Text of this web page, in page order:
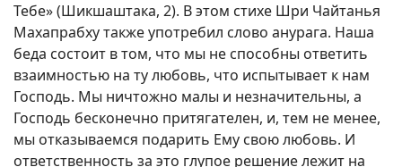
Тебе» (Шикшаштака, 2). В этом стихе Шри Чайтанья
Махапрабху также употребил слово анурага. Наша
беда состоит в том, что мы не способны ответить
взаимностью на ту любовь, что испытывает к нам
Господь. Мы ничтожно малы и незначительны, а
Господь бесконечно притягателен, и, тем не менее,
мы отказываемся подарить Ему свою любовь. И
ответственность за это глупое решение лежит на